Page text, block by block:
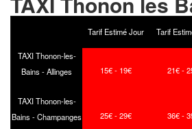
Tarif Estimé Jour Tarif
TAXI Thonon-les-
Bains - Allinges
15€ - 19€ 21€ -
TAXI Thonon-les-
Bains - Champanges
25€ - 29€ 36€ -